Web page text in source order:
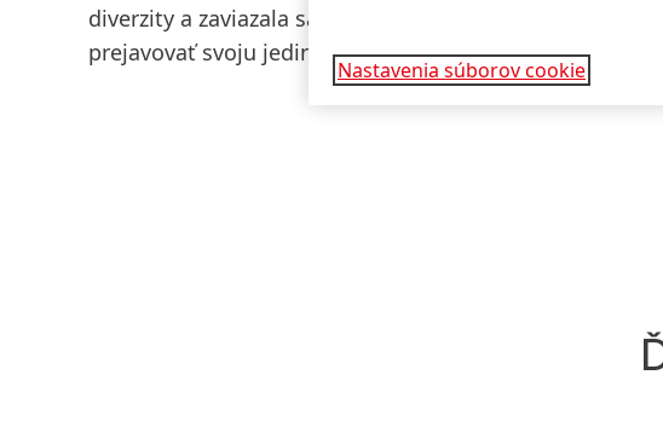
diverzity a zaviazala sa tak k budovaniu bezpečného
prejavovať svoju jedinečnosť.
Nastavenia súborov cookie